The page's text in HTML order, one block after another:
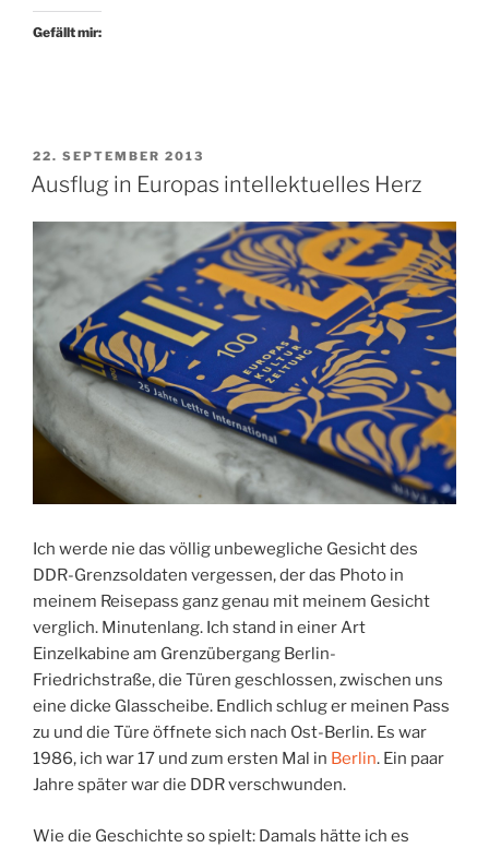
dem
Gefällt mir:
VERÖFFENTLICHT
AM
22. SEPTEMBER 2013
Ausflug in Europas intellektuelles Herz
Ich werde nie das völlig unbewegliche Gesicht des
DDR-Grenzsoldaten vergessen, der das Photo in
meinem Reisepass ganz genau mit meinem Gesicht
verglich. Minutenlang. Ich stand in einer Art
Einzelkabine am Grenzübergang Berlin-
Friedrichstraße, die Türen geschlossen, zwischen uns
eine dicke Glasscheibe. Endlich schlug er meinen Pass
zu und die Türe öffnete sich nach Ost-Berlin. Es war
1986, ich war 17 und zum ersten Mal in Berlin. Ein paar
Jahre später war die DDR verschwunden.
Wie die Geschichte so spielt: Damals hätte ich es